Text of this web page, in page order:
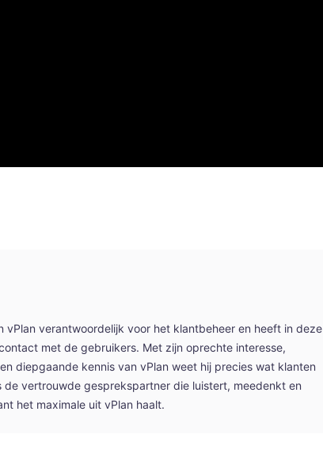
vPlan verantwoordelijk voor het klantbeheer en heeft in deze
met de gebruikers. Met zijn oprechte interesse,
diepgaande kennis van vPlan weet hij precies wat klanten
de vertrouwde gesprekspartner die luistert, meedenkt en
het maximale uit vPlan haalt.